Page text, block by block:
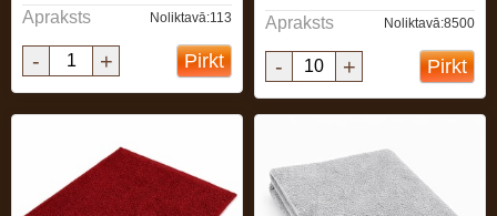
Apraksts Noliktavā:113
- + Pirkt
Apraksts Noliktavā:8500
- + Pirkt